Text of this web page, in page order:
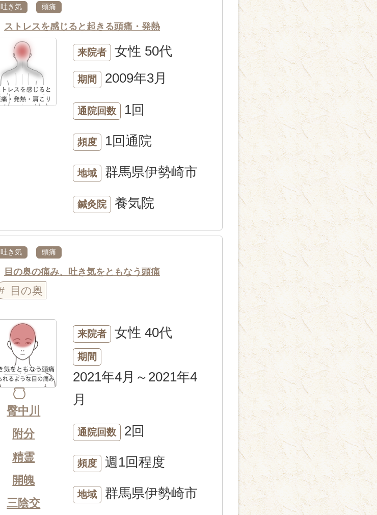
吐き気 頭痛
ストレスを感じると起きる頭痛・発熱
来院者 女性 50代
期間 2009年3月
通院回数 1回
頻度 1回通院
地域 群馬県伊勢崎市
鍼灸院 養気院
吐き気 頭痛
目の奥の痛み、吐き気をともなう頭痛
目の奥
臀中川
附分
精霊
開魄
三陰交
来院者 女性 40代
期間
2021年4月～2021年4
月
通院回数 2回
頻度 週1回程度
地域 群馬県伊勢崎市